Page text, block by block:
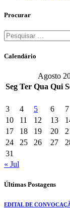
Procurar
Pesquisar
por:
Calendário
Agosto
Seg Ter Qua Qui
3
4 5 6 7
10
11 12 13
17
18 19 20
24
25 26 27
31
« Jul
Últimas Postagens
EDITAL DE